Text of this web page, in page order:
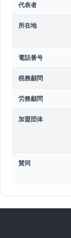
代表者
所在地
電話番号
税務顧問
労務顧問
加盟団体
賛同